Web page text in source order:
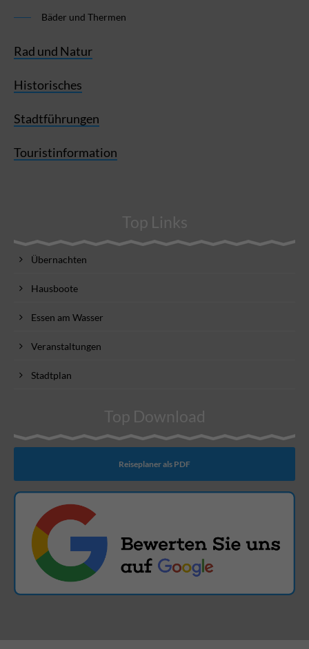
Bäder und Thermen
Rad und Natur
Historisches
Stadtführungen
Touristinformation
Top Links
Übernachten
Hausboote
Essen am Wasser
Veranstaltungen
Stadtplan
Top Download
Reiseplaner als PDF